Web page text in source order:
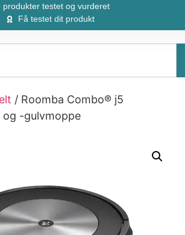
produkter testet og vurderet
Få testet dit produkt
/ Roomba Combo® j5
-gulvmoppe